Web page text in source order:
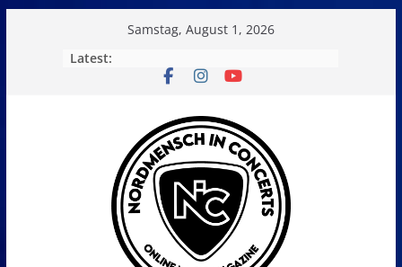
Samstag, August 1, 2026
Latest: